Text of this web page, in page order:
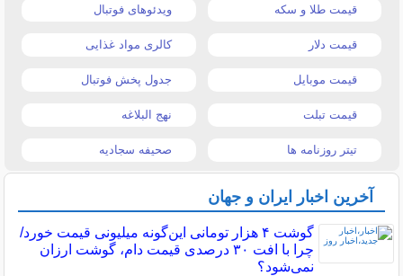
قیمت طلا و سکه ویدئوهای فوتبال
قیمت دلار کالری مواد غذایی
قیمت موبایل جدول پخش فوتبال
قیمت تبلت نهج البلاغه
تیتر روزنامه ها صحیفه سجادیه
آخرین اخبار ایران و جهان
گوشت ۴ هزار تومانی این‌گونه میلیونی قیمت خورد/
چرا با افت ۳۰ درصدی قیمت دام، گوشت ارزان
نمی‌شود؟